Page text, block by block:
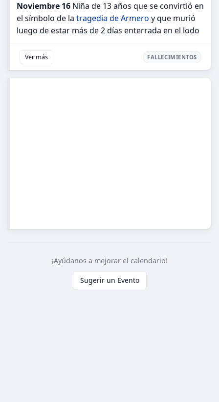
Noviembre 16 Niña de 13 años que se convirtió en
el símbolo de la tragedia de Armero y que murió
luego de estar más de 2 días enterrada en el lodo
Ver más FALLECIMIENTOS
¡Ayúdanos a mejorar el calendario!
Sugerir un Evento